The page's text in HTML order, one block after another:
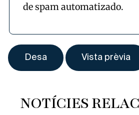
de spam automatizado.
NOTÍCIES